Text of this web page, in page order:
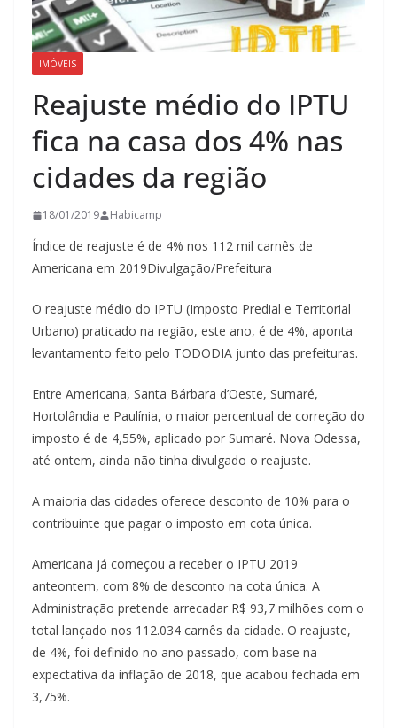
IMÓVEIS
Reajuste médio do IPTU
fica na casa dos 4% nas
cidades da região
18/01/2019 Habicamp
Índice de reajuste é de 4% nos 112 mil carnês de
Americana em 2019Divulgação/Prefeitura
O reajuste médio do IPTU (Imposto Predial e Territorial
Urbano) praticado na região, este ano, é de 4%, aponta
levantamento feito pelo TODODIA junto das prefeituras.
Entre Americana, Santa Bárbara d’Oeste, Sumaré,
Hortolândia e Paulínia, o maior percentual de correção do
imposto é de 4,55%, aplicado por Sumaré. Nova Odessa,
até ontem, ainda não tinha divulgado o reajuste.
A maioria das cidades oferece desconto de 10% para o
contribuinte que pagar o imposto em cota única.
Americana já começou a receber o IPTU 2019
anteontem, com 8% de desconto na cota única. A
Administração pretende arrecadar R$ 93,7 milhões com o
total lançado nos 112.034 carnês da cidade. O reajuste,
de 4%, foi definido no ano passado, com base na
expectativa da inflação de 2018, que acabou fechada em
3,75%.